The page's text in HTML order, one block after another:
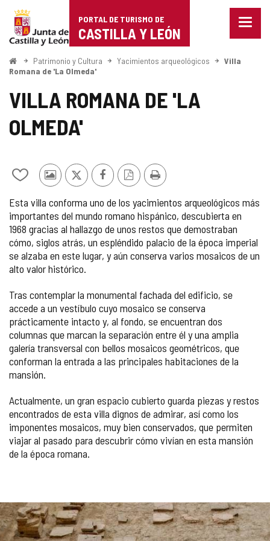
Portal
de
Turismo
de
Castilla
PORTAL DE TURISMO DE
CASTILLA Y LEÓN
Menu
InicioPatrimonio y Cultura Yacimientos arqueológicos
Villa
Romana de 'La Olmeda'
VILLA ROMANA DE 'LA
OLMEDA'
Añadir/quitar
mis
cuadernos
Fotos
otros
turistas
X FacebookVersiónImprimir
Esta villa conforma uno de los yacimientos arqueológicos más
importantes del mundo romano hispánico, descubierta en
1968 gracias al hallazgo de unos restos que demostraban
cómo, siglos atrás, un espléndido palacio de la época imperial
se alzaba en este lugar, y aún conserva varios mosaicos de un
alto valor histórico.
Tras contemplar la monumental fachada del edificio, se
accede a un vestíbulo cuyo mosaico se conserva
prácticamente intacto y, al fondo, se encuentran dos
columnas que marcan la separación entre él y una amplia
galería transversal con bellos mosaicos geométricos, que
conforman la entrada a las principales habitaciones de la
mansión.
Actualmente, un gran espacio cubierto guarda piezas y restos
encontrados de esta villa dignos de admirar, así como los
imponentes mosaicos, muy bien conservados, que permiten
viajar al pasado para descubrir cómo vivían en esta mansión
de la época romana.
GALERÍA
Número
de
diapositivas: